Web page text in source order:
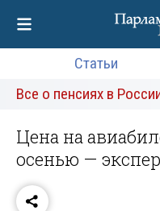
Статьи
Все о пенсиях в
Цена на
осенью —